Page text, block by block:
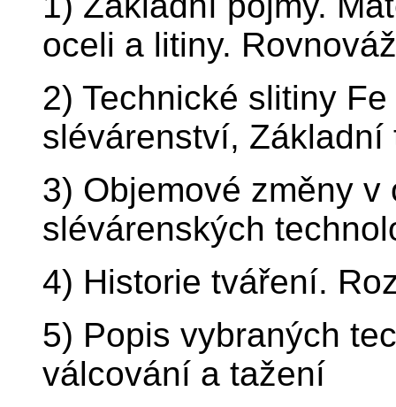
oceli a litiny.
2) Technické slitiny
slévárenství, Základní
3) Objemové změny
slévárenských
4) Historie tváření.
5) Popis vybraných
válcování a tažení